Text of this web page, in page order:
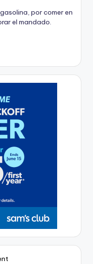
por comer en
el mandado.